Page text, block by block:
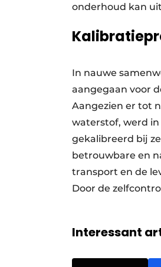
onderhoud kan
In nauwe
aangegaan voor
Aangezien er tot
waterstof, werd
gekalibreerd bij
betrouwbare en
transport en de
Door de
Interessant